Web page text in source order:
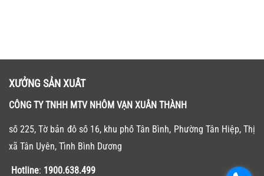
XƯỞNG SẢN XUẤT
CÔNG TY TNHH MTV NHÔM VẠN XUÂN THÀNH
số 225, Tờ bản đồ số 16, khu phố Tân Bình, Phường Tân Hiệp, Thị
xã Tân Uyên, Tỉnh Bình Dương
Hotline: 1900.638.499